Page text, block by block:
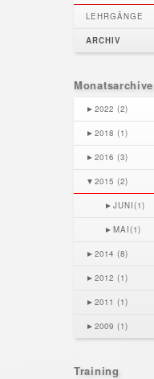
LEHRGÄNGE
ARCHIV
Monatsarchive
► 2022 (2)
► 2018 (1)
► 2016 (3)
▼ 2015 (2)
►JUNI(1)
►MAI(1)
► 2014 (8)
► 2012 (1)
► 2011 (1)
► 2009 (1)
Training